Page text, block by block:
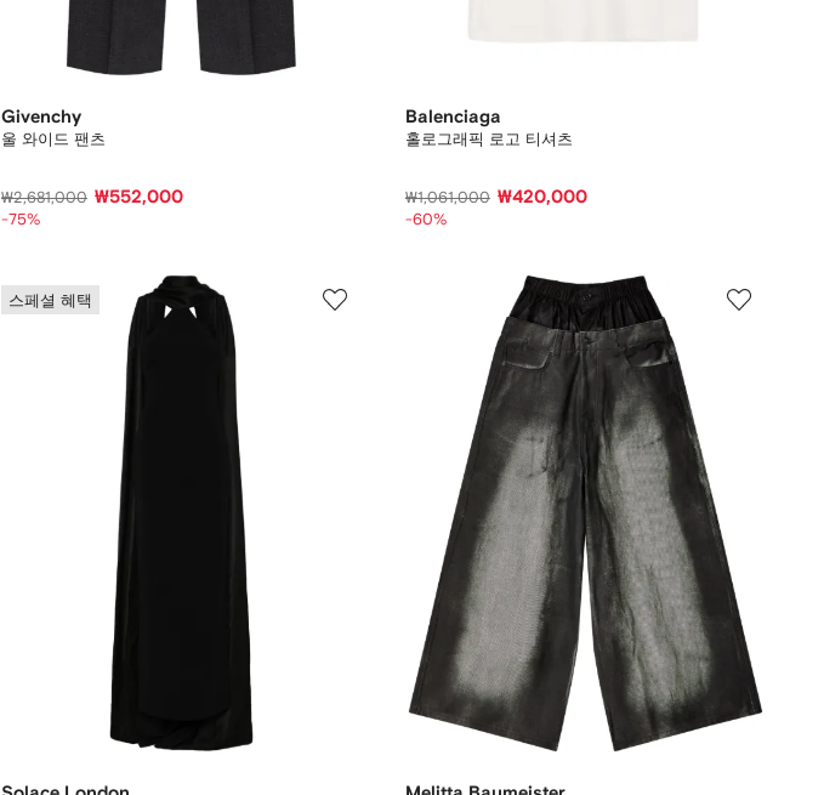
Givenchy
울 와이드 팬츠
₩2,681,000 ₩552,000
-75%
Balenciaga
홀로그래픽 로고 티셔츠
₩1,061,000 ₩420,000
-60%
스페셜 혜택